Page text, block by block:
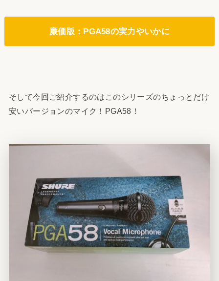
廉価版：PGA58の実力やいかに
そして今回ご紹介するのはこのシリーズのちょっとだけ
安いバージョンのマイク！PGA58！